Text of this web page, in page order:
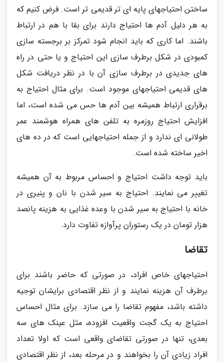
ساختن احتیاجهای پایه ای تر قدیمی تر است. فرض کنیم که
به هر دلیل آدم ها احتیاج دارند برای بقا با هم در ارتباط
باشند. اما کاری که باید انجام شود تمرکز بر برجسته سازی
کمبودی در شکل برطرف سازی این احتیاج و یا حتی در راه
های جدیدی در برطرف سازی آن با در نظر دریافت شکل
های قدیمی احتیاجهای موجود است. برای مثال احتیاج به
برقراری ارتباط همیشه بین آدم ها حس می شده است، اما
افزایش احتیاج روزمره به تلفن های همراه هوشمند عمر
طولانی ای ندارد و از جمله احتیاجهایی است که در ده های
اخیر ساخته شده است.
باید توجه داشت احتیاج و احساس مربوط به آن همیشه
تغییر می نمایند. احتیاج به سیر شدن با نان و پنیری در
خانه با احتیاج به سیر شدن با وعده غذایی به هزینه پانصد
هزار تومان در یک رستوران پرآوازه تفاوت دارد.
تقاضا
احتیاجهای خاص افراد، در صورتی که حاضر باشند برای
برطرف آن هزینه نمایند و از نظر اقتصادی برایشان توجیه
داشته باشد، مفهوم تقاضا را می سازد. برای مثال احساس
احتیاج به یک گجت واقعیت افزوده، مثل عینک های سه
بعدی، تنها در صورتی تقاضای واقعی است که اولا تعداد
افراد زیادی آن را بخواهند و در مرحله بعد، از نظر اقتصادی